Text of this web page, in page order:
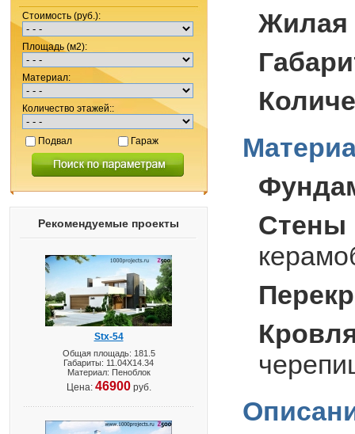
Стоимость (руб.):
Площадь (м2):
Материал:
Количество этажей::
Подвал Гараж
Рекомендуемые проекты
Stx-54
Общая площадь: 181.5
Габариты: 11.04X14.34
Материал: Пеноблок
Цена: 46900руб.
Жилая
Стены